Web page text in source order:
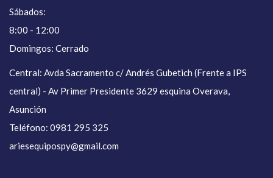
Sábados:
8:00 - 12:00
Domingos: Cerrado
Central: Avda Sacramento c/ Andrés Gubetich (Frente a IPS
central) - Av Primer Presidente 3629 esquina Overava,
Asunción
Teléfono: 0981 295 325
ariesequipospy@gmail.com